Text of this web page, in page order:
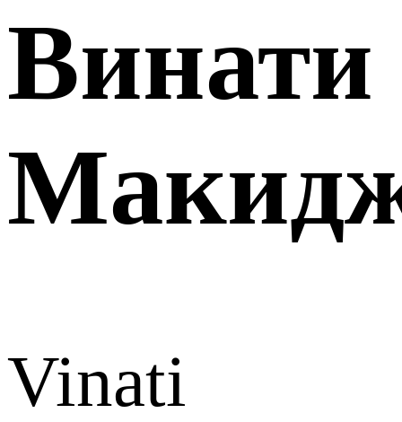
Винати
Vinati